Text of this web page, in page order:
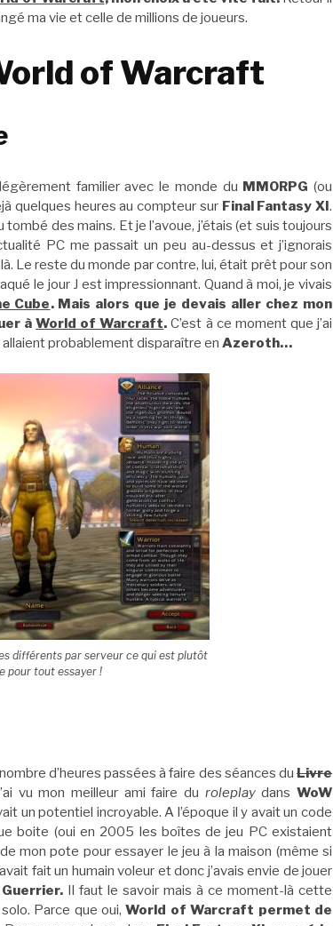
ma vie et celle de millions de joueurs.
of Warcraft
légèrement familier avec le monde du MMORPG(ou
quelques heures au compteur sur Final Fantasy XI.
des mains. Et je l’avoue, j’étais (et suis toujours
PC me passait un peu au-dessus et j’ignorais
Le reste du monde par contre, lui, était prêt pour son
le jour J est impressionnant. Quand à moi, je vivais
Cube. Mais alors que je devais aller chez mon
àWorld of Warcraft.C’est à ce moment que j’ai
probablement disparaître en Azeroth…
différents par serveur ce qui est plutôt
pour tout essayer !
d’heures passées à faire des séances du Livre
vu mon meilleur ami faire du roleplaydansWoW
un potentiel incroyable. A l’époque il y avait un code
boite (oui en 2005 les boîtes de jeu PC existaient
mon pote pour essayer le jeu à la maison (même si
fait un humain voleur et donc j’avais envie de jouer
Il faut le savoir mais à ce moment-là cette
Parce que oui,World of Warcraft permet de